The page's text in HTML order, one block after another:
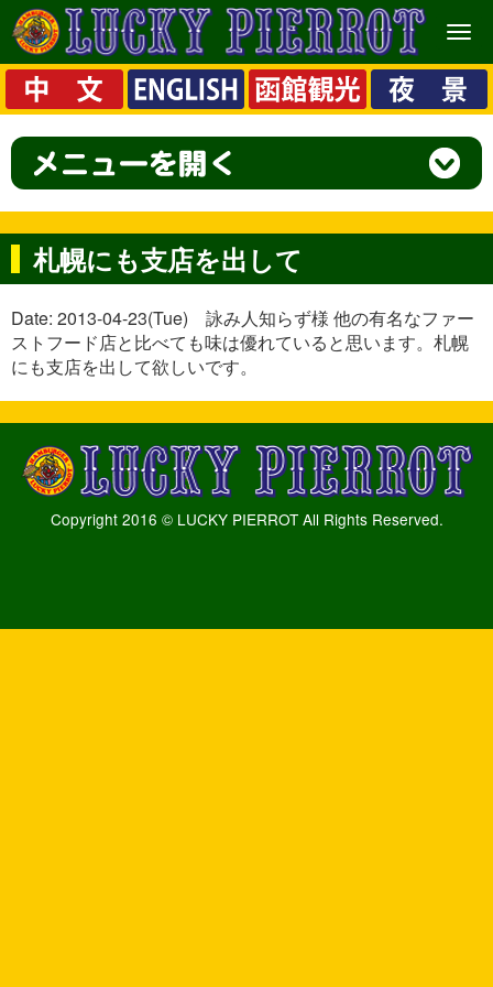
メ
ニ
ュ
ー
札幌にも支店を出して
Date: 2013-04-23(Tue) 詠み人知らず様 他の有名なファー
ストフード店と比べても味は優れていると思います。札幌
にも支店を出して欲しいです。
Copyright 2016 © LUCKY PIERROT All Rights Reserved.